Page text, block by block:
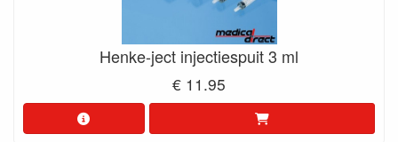
Henke-ject injectiespuit 3 ml
€ 11.95